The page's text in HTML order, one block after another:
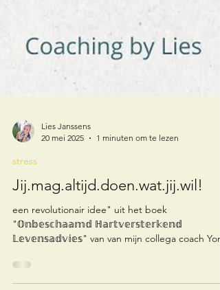
stress
Jij.mag.altijd.doen.wat.jij.wil!
een revolutionair idee" uit het boek
𝕃𝕖𝕧𝕖𝕟𝕤𝕒𝕕𝕧𝕚𝕖𝕤" van van mijn collega coach Yoni
Van Den Eede - @hetanderewerkcoaching